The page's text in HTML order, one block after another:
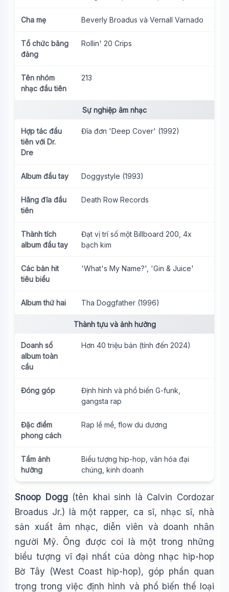
Cha mẹ Beverly Broadus và Vernall Varnado
Tổ chức băng
đảng
Rollin' 20 Crips
Tên nhóm
nhạc đầu tiên
213
Sự nghiệp âm nhạc
Hợp tác đầu
tiên với Dr.
Dre
Đĩa đơn 'Deep Cover' (1992)
Album đầu tay Doggystyle (1993)
Hãng đĩa đầu
tiên
Death Row Records
Thành tích
album đầu tay
Đạt vị trí số một Billboard 200, 4x
bạch kim
Các bản hit
tiêu biểu
'What's My Name?', 'Gin & Juice'
Album thứ hai Tha Doggfather (1996)
Thành tựu và ảnh hưởng
Doanh số
album toàn
cầu
Hơn 40 triệu bản (tính đến 2024)
Đóng góp
Định hình và phổ biến G-funk,
gangsta rap
Đặc điểm
phong cách
Rap lề mề, flow du dương
Tầm ảnh
hưởng
Biểu tượng hip-hop, văn hóa đại
chúng, kinh doanh
Snoop Dogg(tên khai sinh là Calvin Cordozar
Broadus Jr.) là một rapper, ca sĩ, nhạc sĩ, nhà
sản xuất âm nhạc, diễn viên và doanh nhân
người Mỹ. Ông được coi là một trong những
biểu tượng vĩ đại nhất của dòng nhạc hip-hop
Bờ Tây (West Coast hip-hop), góp phần quan
trọng trong việc định hình và phổ biến thể loại